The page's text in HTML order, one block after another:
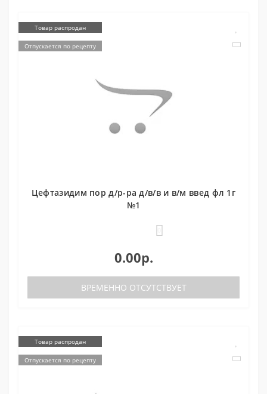
Товар распродан
Отпускается по рецепту
Цефтазидим пор д/р-ра д/в/в и в/м введ фл 1г
№1
0.00р.
ВРЕМЕННО ОТСУТСТВУЕТ
Товар распродан
Отпускается по рецепту